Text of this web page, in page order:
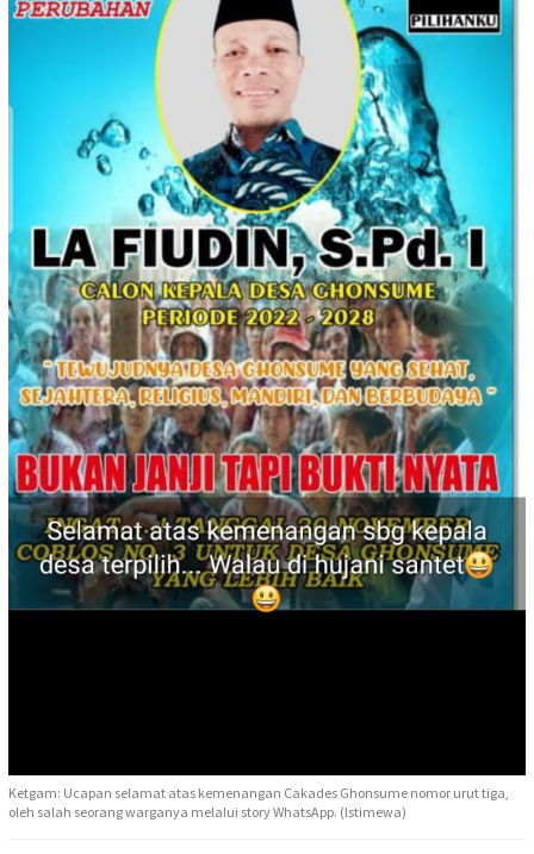
Ketgam: Ucapan selamat atas kemenangan Cakades Ghonsume nomor urut tiga,
oleh salah seorang warganya melalui story WhatsApp. (Istimewa)